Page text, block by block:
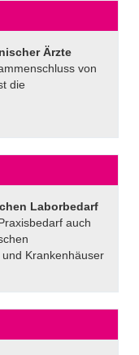
Ärzte
von
die
Laborbedarf
auch
Krankenhäuser